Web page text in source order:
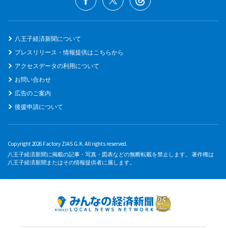
八王子経済新聞について
プレスリリース・情報提供はこちらから
アクセスデータの利用について
お問い合わせ
広告のご案内
後援申請について
Copyright 2026 Factory ZIAS G.K. All rights reserved.
八王子経済新聞に掲載の記事・写真・図表などの無断転載を禁止します。 著作権は
八王子経済新聞またはその情報提供者に属します。